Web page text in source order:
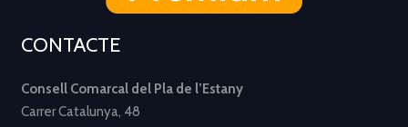
CONTACTE
Consell Comarcal del Pla de l’Estany
Carrer Catalunya, 48